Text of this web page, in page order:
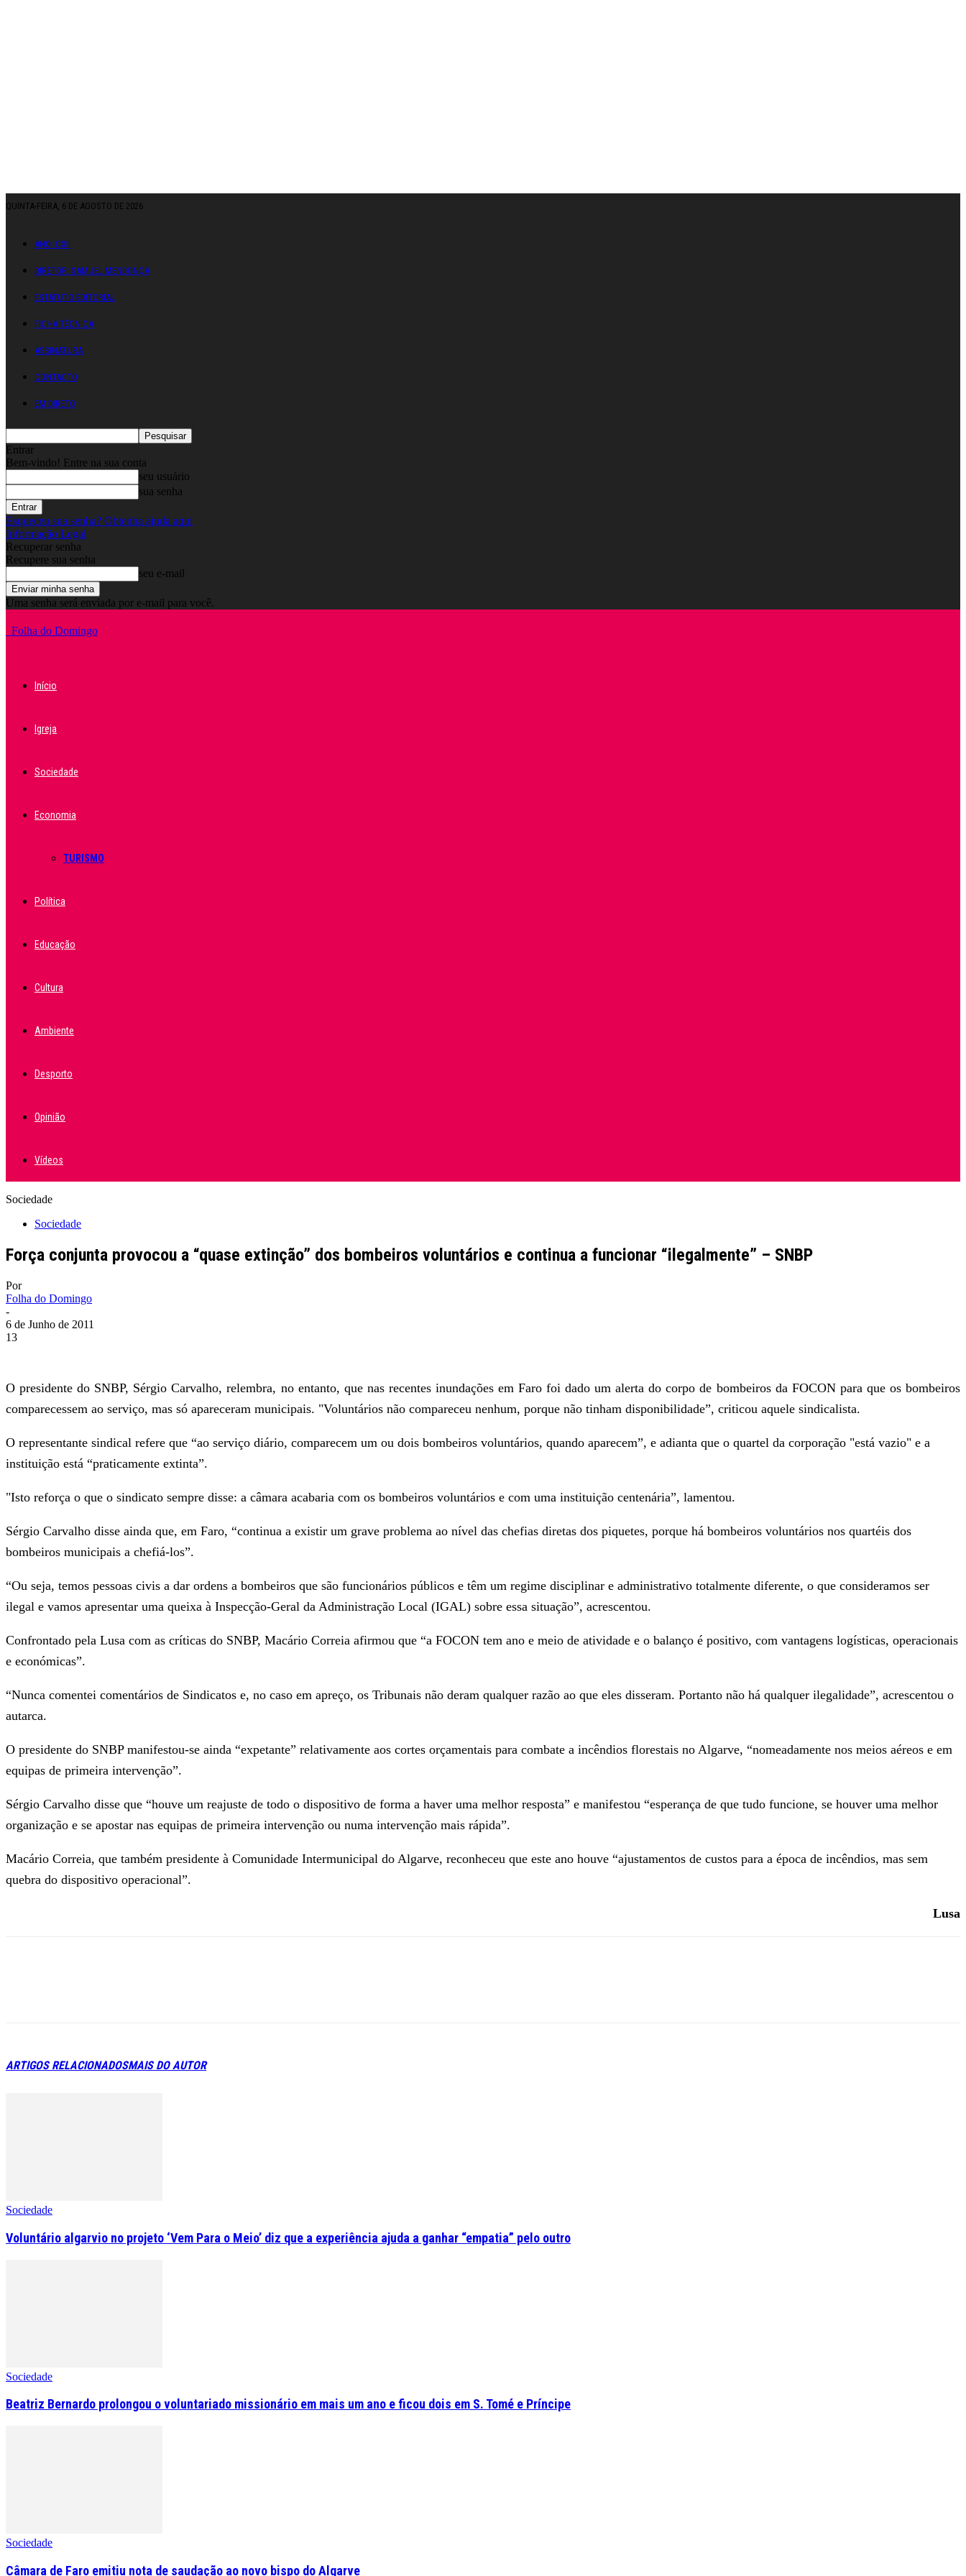
QUINTA-FEIRA, 6 DE AGOSTO DE 2026
ANO: CXII
DIRETOR: SAMUEL MENDONÇA
ESTATUTO EDITORIAL
FICHA TÉCNICA
ASSINATURA
CONTACTO
EM DIRETO
Entrar
Bem-vindo! Entre na sua conta
seu usuário
sua senha
Esqueceu sua senha? Obtenha ajuda aqui
Informação Legal
Recuperar senha
Recupere sua senha
seu e-mail
Uma senha será enviada por e-mail para você.
Folha do Domingo
Início
Igreja
Sociedade
Economia
TURISMO
Política
Educação
Cultura
Ambiente
Desporto
Opinião
Vídeos
Sociedade
Sociedade
Força conjunta provocou a “quase extinção” dos bombeiros voluntários e continua a funcionar “ilegalmente” – SNBP
Por
Folha do Domingo
-
6 de Junho de 2011
13
O presidente do SNBP, Sérgio Carvalho, relembra, no entanto, que nas recentes inundações em Faro foi dado um alerta do corpo de bombeiros da FOCON para que os bombeiros
comparecessem ao serviço, mas só apareceram municipais. "Voluntários não compareceu nenhum, porque não tinham disponibilidade”, criticou aquele sindicalista.
O representante sindical refere que “ao serviço diário, comparecem um ou dois bombeiros voluntários, quando aparecem”, e adianta que o quartel da corporação "está vazio" e a
instituição está “praticamente extinta”.
"Isto reforça o que o sindicato sempre disse: a câmara acabaria com os bombeiros voluntários e com uma instituição centenária”, lamentou.
Sérgio Carvalho disse ainda que, em Faro, “continua a existir um grave problema ao nível das chefias diretas dos piquetes, porque há bombeiros voluntários nos quartéis dos
bombeiros municipais a chefiá-los”.
“Ou seja, temos pessoas civis a dar ordens a bombeiros que são funcionários públicos e têm um regime disciplinar e administrativo totalmente diferente, o que consideramos ser
ilegal e vamos apresentar uma queixa à Inspecção-Geral da Administração Local (IGAL) sobre essa situação”, acrescentou.
Confrontado pela Lusa com as críticas do SNBP, Macário Correia afirmou que “a FOCON tem ano e meio de atividade e o balanço é positivo, com vantagens logísticas, operacionais
e económicas”.
“Nunca comentei comentários de Sindicatos e, no caso em apreço, os Tribunais não deram qualquer razão ao que eles disseram. Portanto não há qualquer ilegalidade”, acrescentou o
autarca.
O presidente do SNBP manifestou-se ainda “expetante” relativamente aos cortes orçamentais para combate a incêndios florestais no Algarve, “nomeadamente nos meios aéreos e em
equipas de primeira intervenção”.
Sérgio Carvalho disse que “houve um reajuste de todo o dispositivo de forma a haver uma melhor resposta” e manifestou “esperança de que tudo funcione, se houver uma melhor
organização e se apostar nas equipas de primeira intervenção ou numa intervenção mais rápida”.
Macário Correia, que também presidente à Comunidade Intermunicipal do Algarve, reconheceu que este ano houve “ajustamentos de custos para a época de incêndios, mas sem
quebra do dispositivo operacional”.
Lusa
ARTIGOS RELACIONADOSMAIS DO AUTOR
Sociedade
Voluntário algarvio no projeto ‘Vem Para o Meio’ diz que a experiência ajuda a ganhar “empatia” pelo outro
Sociedade
Beatriz Bernardo prolongou o voluntariado missionário em mais um ano e ficou dois em S. Tomé e Príncipe
Sociedade
Câmara de Faro emitiu nota de saudação ao novo bispo do Algarve